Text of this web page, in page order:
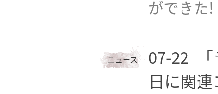
ができた!
ニュース 07-22
日に関